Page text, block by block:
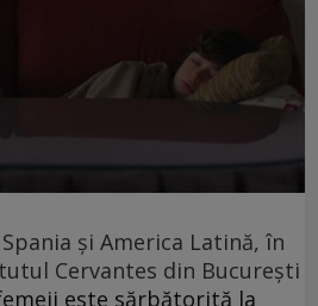
și America Latină, în
Cervantes din București
este sărbătorită la